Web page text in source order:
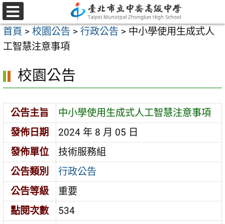
跳
至
主
要
容
選
單
首頁 > 校園公告 > 行政公告 > 中小學使用生成式人
工智慧注意事項
校園公告
公告主旨
中小學使用生成式人工智慧注意事項
發佈日期
2024 年 8 月 05 日
發佈單位
技術服務組
公告類別
行政公告
公告等級
重要
點閱次數
534